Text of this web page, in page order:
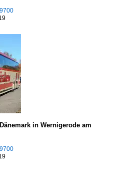
in Wernigerode am